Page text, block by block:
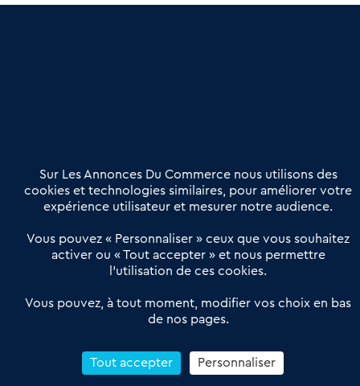
Offres Pro
Actualités
Qui sommes nous ?
Derniers articles
Réseau 3C : un partenaire national dédié aux transactions
Petitscommerces : Un partenariat au service du commerce de
proximité et des territoires
Reprendre un Restaurant Rapide
Sur Les Annonces Du Commerce nous utilisons des
cookies et technologies similaires, pour améliorer votre
expérience utilisateur et mesurer notre audience.
Vous pouvez « Personnaliser » ceux que vous souhaitez
activer ou « Tout accepter » et nous permettre
l’utilisation de ces cookies.
Vous pouvez, à tout moment, modifier vos choix en bas
de nos pages.
Tout accepter Personnaliser